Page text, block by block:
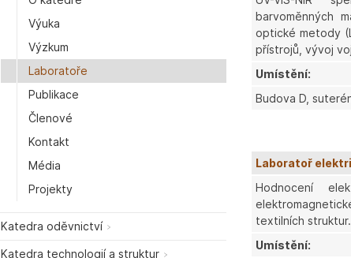
Výuka
Výzkum
Laboratoře
Publikace
Členové
Kontakt
Média
Projekty
Katedra oděvnictví
Katedra technologií a struktur
barvoměnných
optické metody
přístrojů, vývoj
Umístění:
Budova D,
Laboratoř
Hodnocení
textilních struktur.
Umístění: